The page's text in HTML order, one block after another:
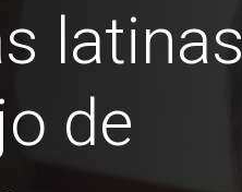
latinas
de